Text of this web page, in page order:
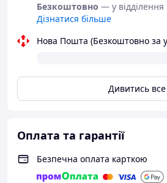
Безкоштовно — у
Дізнатися більше
Нова Пошта (Безкоштовно за
Дивитись все
Оплата та гарантії
Безпечна оплата карткою